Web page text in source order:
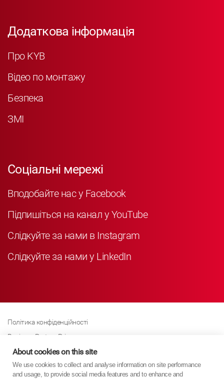
Додаткова інформація
Про KYB
Відео по монтажу
Безпека
ЗМІ
Соціальні мережі
Вподобайте нас у Facebook
Підпишіться на канал у YouTube
Слідкуйте за нами в Instagram
Слідкуйте за нами у LinkedIn
Політика конфіденційності
Business Partner Privacy
Політика щодо файлів cookie
Сучасна політика Закону про рабство
About cookies on this site
We use cookies to collect and analyse information on site performance
and usage, to provide social media features and to enhance and